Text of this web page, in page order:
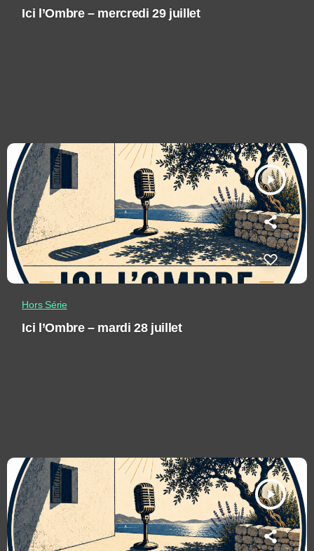
Ici l’Ombre – mercredi 29 juillet
play_arrow
Hors Série
Ici l’Ombre – mardi 28 juillet
play_arrow